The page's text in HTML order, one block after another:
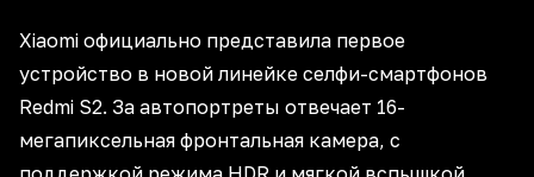
Xiaomi официально представила первое
устройство в новой линейке селфи-смартфонов
Redmi S2. За автопортреты отвечает 16-
мегапиксельная фронтальная камера, с